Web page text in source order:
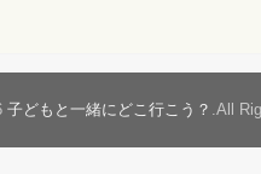
子どもと一緒にどこ行こう？ .All